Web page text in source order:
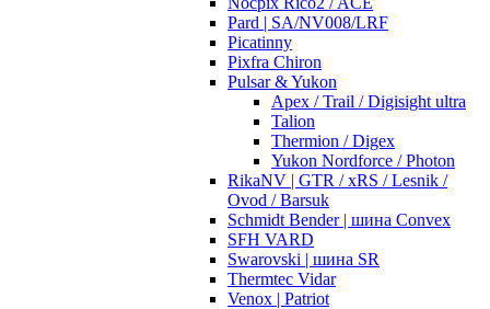
Pard | SA/NV008/LRF
Picatinny
Pixfra Chiron
Pulsar & Yukon
Apex / Trail / Digisight ultra
Talion
Thermion / Digex
Yukon Nordforce / Photon
RikaNV | GTR / xRS / Lesnik /
Ovod / Barsuk
Schmidt Bender | шина Convex
SFH VARD
Swarovski | шина SR
Thermtec Vidar
Venox | Patriot